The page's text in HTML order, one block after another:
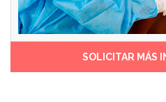
clínicas o establecimientos
especializados en razas
ecuestres y que su contacto
exija un mejor conocimiento
de sus características físicas
SOLICITAR MÁS